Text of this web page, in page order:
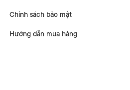
Chính sách bảo mật
Hướng dẫn mua hàng